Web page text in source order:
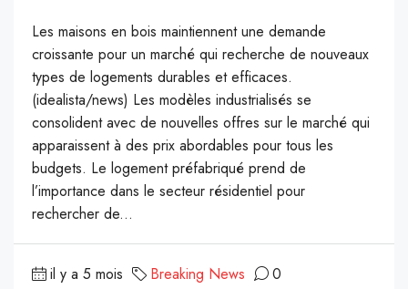
Les maisons en bois maintiennent une demande
croissante pour un marché qui recherche de nouveaux
types de logements durables et efficaces.
(idealista/news) Les modèles industrialisés se
consolident avec de nouvelles offres sur le marché qui
apparaissent à des prix abordables pour tous les
budgets. Le logement préfabriqué prend de
l’importance dans le secteur résidentiel pour
rechercher de...
il y a 5 mois Breaking News 0